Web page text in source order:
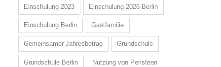
Einschulung 2023 Einschulung 2026 Berlin
Einschulung Berlin Gastfamilie
Gemeinsamer Jahresbetrag Grundschule
Grundschule Berlin Nutzung von Peristeen